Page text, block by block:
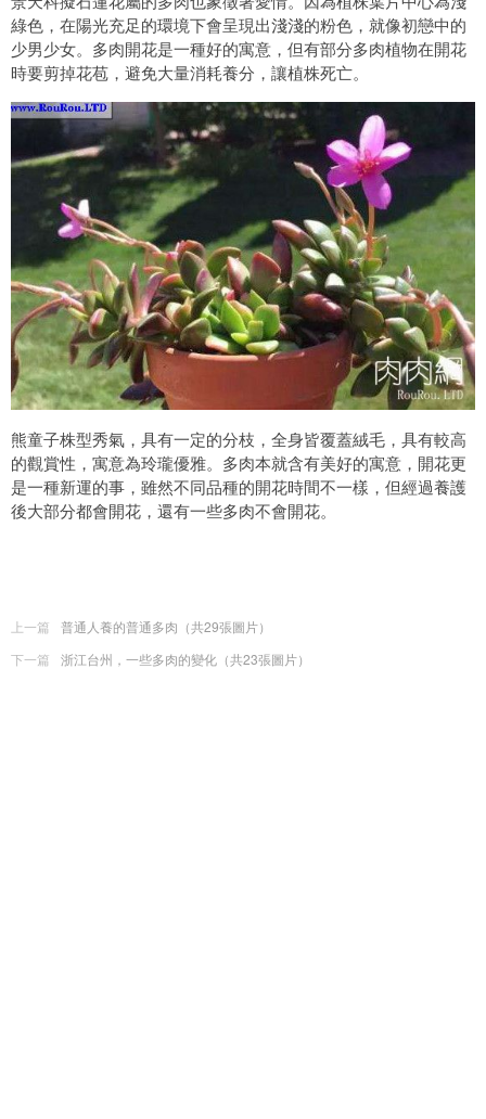
綠色，在陽光充足的環境下會呈現出淺淺的粉色，就像初戀中的
少男少女。多肉開花是一種好的寓意，但有部分多肉植物在開花
時要剪掉花苞，避免大量消耗養分，讓植株死亡。
熊童子株型秀氣，具有一定的分枝，全身皆覆蓋絨毛，具有較高
的觀賞性，寓意為玲瓏優雅。多肉本就含有美好的寓意，開花更
是一種新運的事，雖然不同品種的開花時間不一樣，但經過養護
後大部分都會開花，還有一些多肉不會開花。
上一篇
普通人養的普通多肉（共29張圖片）
下一篇
浙江台州，一些多肉的變化（共23張圖片）